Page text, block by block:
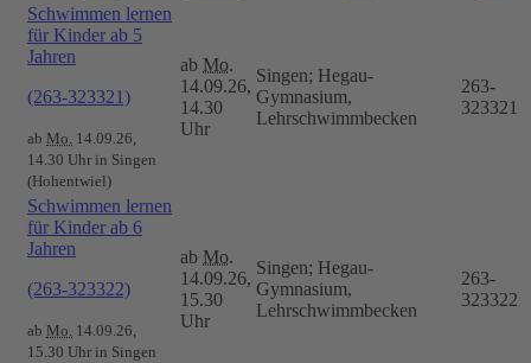
Schwimmen lernen
für Kinder ab 5
Jahren
(263-323321)
ab Mo. 14.09.26,
14.30 Uhr in Singen
(Hohentwiel)
ab Mo.
14.09.26,
14.30
Uhr
Singen; Hegau-
Gymnasium,
Lehrschwimmbecken
263-
323321
Schwimmen lernen
für Kinder ab 6
Jahren
(263-323322)
ab Mo. 14.09.26,
15.30 Uhr in Singen
ab Mo.
14.09.26,
15.30
Uhr
Singen; Hegau-
Gymnasium,
Lehrschwimmbecken
263-
323322